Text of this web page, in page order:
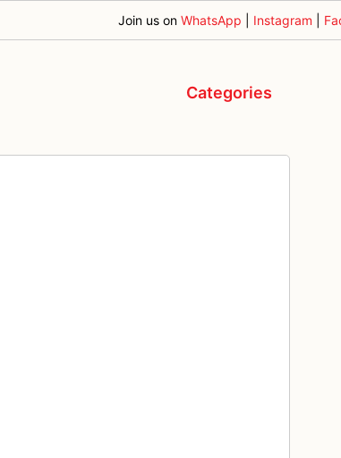
Join us on WhatsApp Instagram
Categories